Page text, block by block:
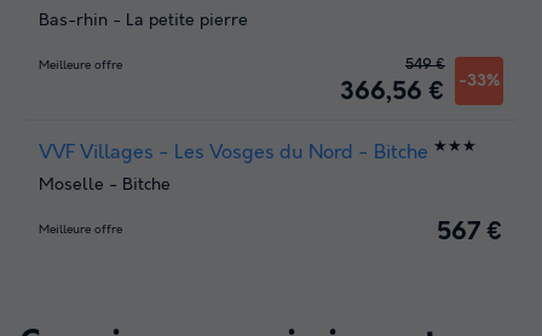
Bas-rhin - La petite pierre
Meilleure offre
366,56 € -33%
549 €
VVF Villages - Les Vosges du Nord - Bitche ★★★
Moselle - Bitche
Meilleure offre 567 €